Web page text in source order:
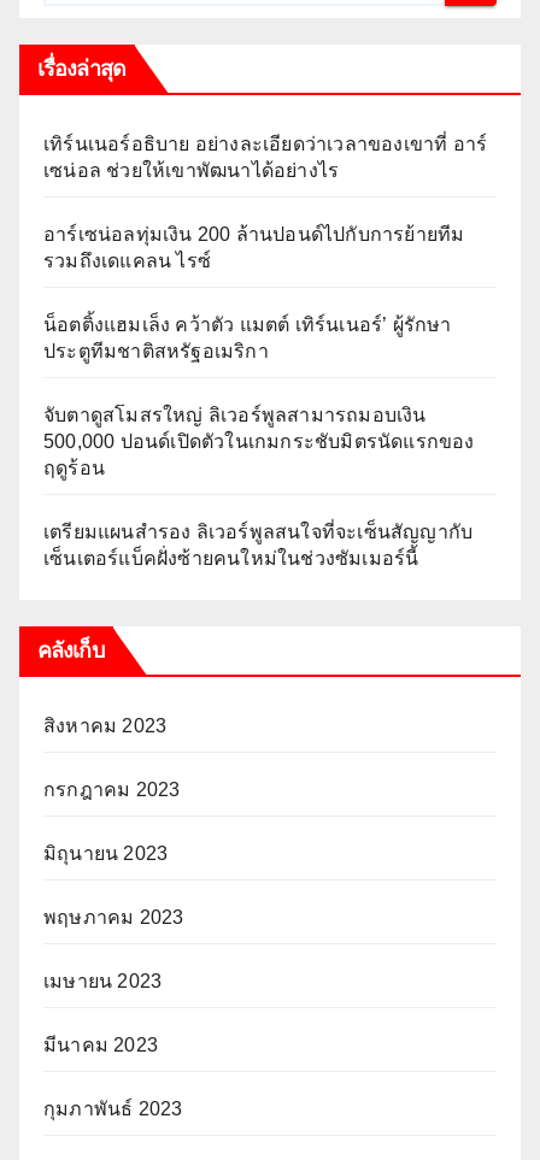
เรื่องล่าสุด
เทิร์นเนอร์อธิบาย อย่างละเอียดว่าเวลาของเขาที่ อาร์
เซน่อล ช่วยให้เขาพัฒนาได้อย่างไร
อาร์เซน่อลทุ่มเงิน 200 ล้านปอนด์ไปกับการย้ายทีม
รวมถึงเดแคลน ไรซ์
น็อตติ้งแฮมเล็ง คว้าตัว แมตต์ เทิร์นเนอร์’ ผู้รักษา
ประตูทีมชาติสหรัฐอเมริกา
จับตาดูสโมสรใหญ่ ลิเวอร์พูลสามารถมอบเงิน
500,000 ปอนด์เปิดตัวในเกมกระชับมิตรนัดแรกของ
ฤดูร้อน
เตรียมแผนสำรอง ลิเวอร์พูลสนใจที่จะเซ็นสัญญากับ
เซ็นเตอร์แบ็คฝั่งซ้ายคนใหม่ในช่วงซัมเมอร์นี้
คลังเก็บ
สิงหาคม 2023
กรกฎาคม 2023
มิถุนายน 2023
พฤษภาคม 2023
เมษายน 2023
มีนาคม 2023
กุมภาพันธ์ 2023